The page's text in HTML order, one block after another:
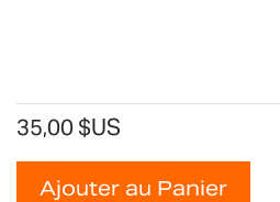
35,00 $US
Ajouter au Panier